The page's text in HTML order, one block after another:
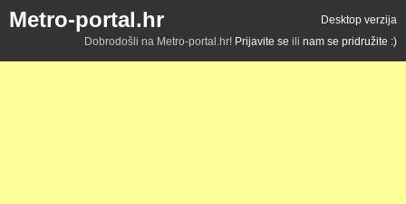
Metro-portal.hr
Desktop verzija
Dobrodošli na Metro-portal.hr! Prijavite se ili nam se pridružite :)